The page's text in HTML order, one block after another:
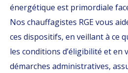
énergétique est primordiale
Nos chauffagistes RGE vous
ces dispositifs, en veillant à ce
les conditions d’éligibilité et en
démarches administratives,